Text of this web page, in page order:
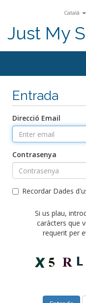
Català
Just My
Entrada
Direcció Email
Contrasenya
Recordar Dades
Si us plau,
caràcters que
requerit per